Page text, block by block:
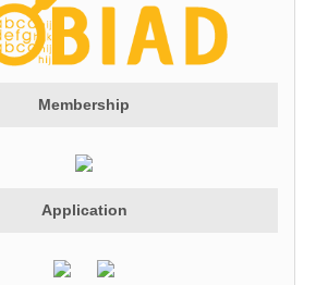
Membership
Application